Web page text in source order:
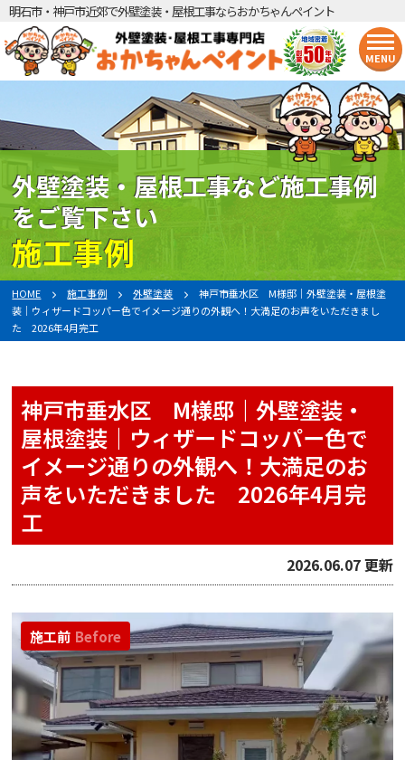
明石市・神戸市近郊で外壁塗装・屋根工事ならおかちゃんペイント
MENU
外壁塗装・屋根工事など施工事例
をご覧下さい
施工事例
HOME 施工事例 外壁塗装
神戸市垂水区 M様邸｜外壁塗装・屋根塗
装｜ウィザードコッパー色でイメージ通りの外観へ！大満足のお声をいただきまし
た 2026年4月完工
神戸市垂水区 M様邸｜外壁塗装・
屋根塗装｜ウィザードコッパー色で
イメージ通りの外観へ！大満足のお
声をいただきました 2026年4月完
工
2026.06.07 更新
施工前 Before